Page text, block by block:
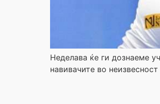
Неделава ќе ги дознаеме
навивачите во неизвесност